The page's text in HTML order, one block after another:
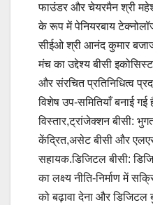
फाउंडर और चेयरमैन श्री
के रूप में पेनियरबाय
सीईओ श्री आनंद कुमार
मंच का उद्देश्य बीसी
और संरचित प्रतिनिधित्व
विशेष उप-समितियाँ बनाई
विस्तार,ट्रांजेक्शन बीसी:
केंद्रित,असेट बीसी और
सहायक.डिजिटल बीसी:
का लक्ष्य नीति-निर्माण में
को बढ़ावा देना और डिजिटल